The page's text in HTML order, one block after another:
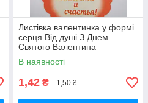
Листівка валентинка у формі
серця Від душі З Днем
Святого Валентина
В наявності
1,42 ₴ 1,50 ₴